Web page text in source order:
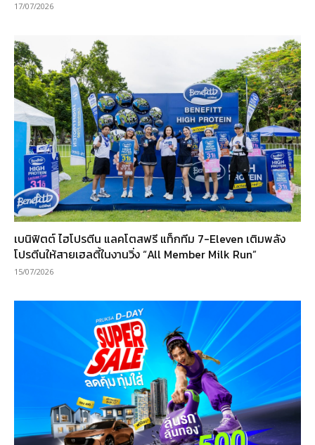
17/07/2026
เบนิฟิตต์ ไฮโปรตีน แลคโตสฟรี แท็กทีม 7-Eleven เติมพลัง
โปรตีนให้สายเฮลตี้ในงานวิ่ง “All Member Milk Run”
15/07/2026